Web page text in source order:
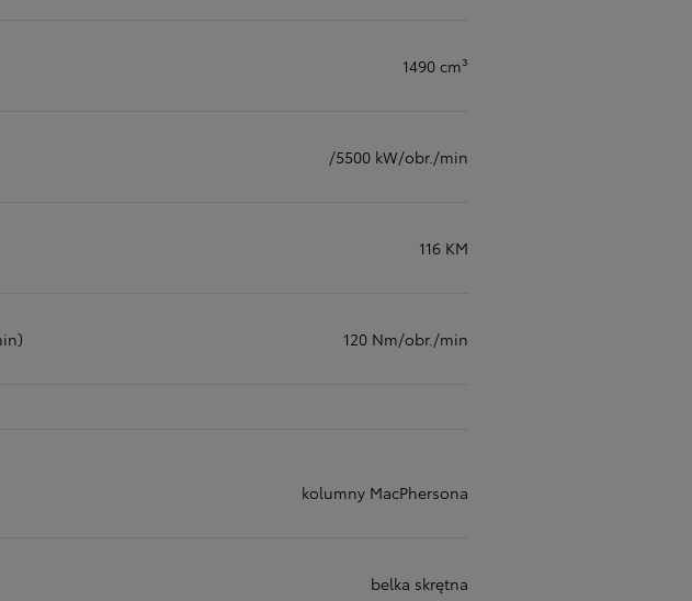
1490 cm³
/5500 kW/obr./min
116 KM
120 Nm/obr./min
kolumny MacPhersona
belka skrętna